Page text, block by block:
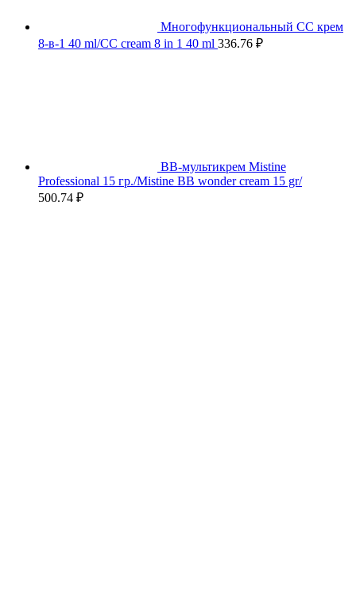
Многофункциональный СС крем
8-в-1 40 ml/CC cream 8 in 1 40 ml 336.76 ₽
BB-мультикрем Mistine
Professional 15 гр./Mistine BB wonder cream 15 gr/
500.74 ₽